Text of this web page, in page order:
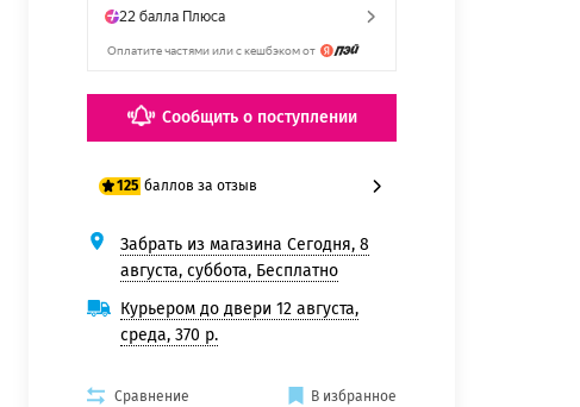
Сообщить о поступлении
125 баллов за отзыв
100 баллов
125 баллов
Забрать из магазина Сегодня, 8
августа, суббота, Бесплатно
Курьером до двери 12 августа,
среда, 370 р.
Сравнение В избранное